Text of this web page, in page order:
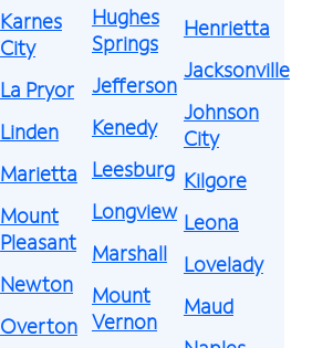
Karnes
City
La Pryor
Linden
Marietta
Mount
Pleasant
Newton
Overton
Hughes
Springs
Jefferson
Kenedy
Leesburg
Longview
Marshall
Mount
Vernon
Henrietta
Jacksonville
Johnson
City
Kilgore
Leona
Lovelady
Maud